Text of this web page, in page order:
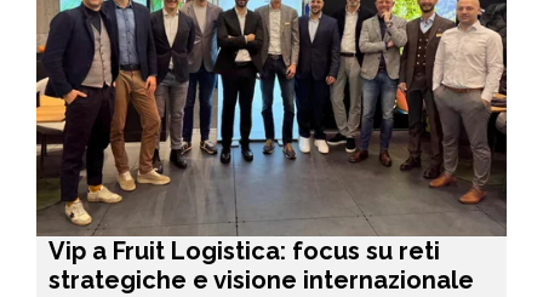
Vip a Fruit Logistica: focus su reti
strategiche e visione internazionale